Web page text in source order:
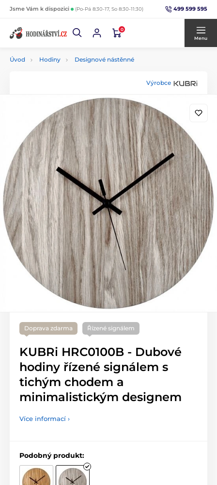
Jsme Vám k dispozici (Po-Pá 8:30-17, So 8:30-11:30) 499 599 595
0
Menu
Úvod Hodiny Designové nástěnné
Výrobce
Doprava zdarma Řízené signálem
KUBRi HRC0100B - Dubové
hodiny řízené signálem s
tichým chodem a
minimalistickým designem
Více informací ›
Podobný produkt: